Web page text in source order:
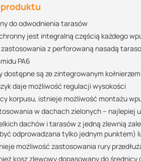
do odwodnienia tarasów
jest integralną częścią każdego
z perforowaną nasadą
PA6
są ze zintegrowanym
daje możliwość regulacji wysokości
korpusu, istnieje możliwość montażu
w dachach zielonych – najlepiej
dachów i tarasów z jedną zlewnią
odprowadzana tylko jednym punktem)
możliwość zastosowania rury
kosz zlewowy dopasowany do średnicy
dzięki zintegrowanemu kołnierzowi
u nas od ręki
UV zapewnia długoletnią
innych wariantach kołnierzy dostępny
u nas otrzymujesz profesjonalną
tarasu odpowiada za
wody deszczowej z tarasu
utrzymujeszprzelew awaryjnydo
Sprzedajemy na:
sztuki
tak
DN 70
przepustowość
Wysokość słupa
35 mm
35 mm
TWTE 50 PVC V
TWTE 75 PVC V
techniczny TWTE 125 PVC V